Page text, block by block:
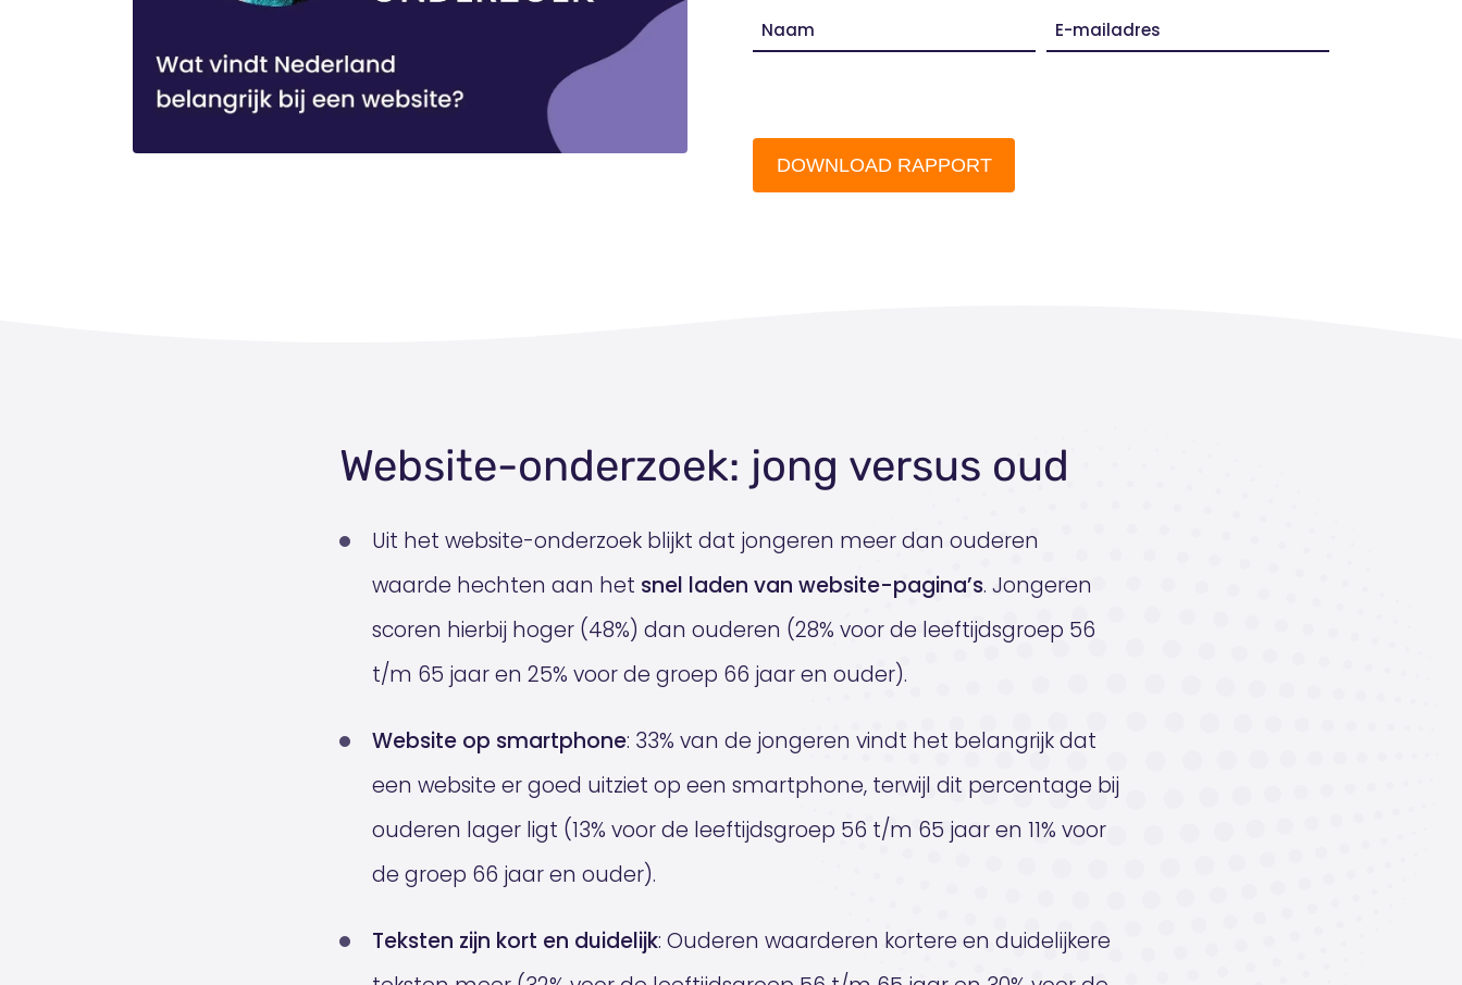
Naam
E-
DOWNLOAD RAPPORT
Website-onderzoek: jong versus oud
Uit het website-onderzoek blijkt dat jongeren meer dan ouderen
waarde hechten aan het snel laden van website-pagina’s. Jongeren
scoren hierbij hoger (48%) dan ouderen (28% voor de leeftijdsgroep 56
t/m 65 jaar en 25% voor de groep 66 jaar en ouder).
Website op smartphone: 33% van de jongeren vindt het belangrijk dat
een website er goed uitziet op een smartphone, terwijl dit percentage bij
ouderen lager ligt (13% voor de leeftijdsgroep 56 t/m 65 jaar en 11% voor
de groep 66 jaar en ouder).
Teksten zijn kort en duidelijk: Ouderen waarderen kortere en duidelijkere